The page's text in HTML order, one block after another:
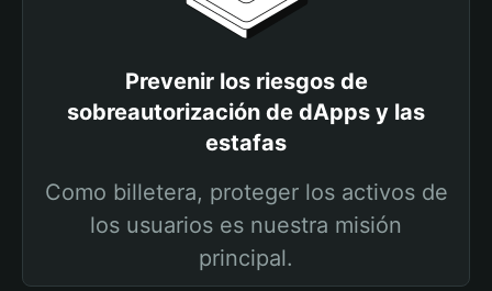
Prevenir los riesgos de
sobreautorización de dApps y las
estafas
Como billetera, proteger los activos de
los usuarios es nuestra misión
principal.